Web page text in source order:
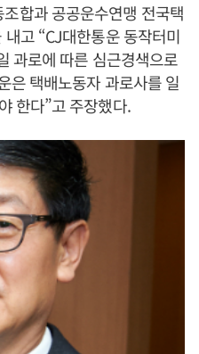
합과 공공운수연맹 전국택
고 “CJ대한통운 동작터미
과로에 따른 심근경색으로
은 택배노동자 과로사를 일
한다”고 주장했다.